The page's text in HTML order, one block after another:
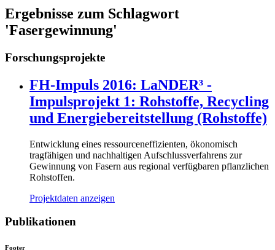
Ergebnisse zum Schlagwort
'Fasergewinnung'
Forschungsprojekte
FH-Impuls 2016: LaNDER³ -
Impulsprojekt 1: Rohstoffe, Recycling
und Energiebereitstellung (Rohstoffe)
Entwicklung eines ressourceneffizienten, ökonomisch
tragfähigen und nachhaltigen Aufschlussverfahrens zur
Gewinnung von Fasern aus regional verfügbaren pflanzlichen
Rohstoffen.
Projektdaten anzeigen
Publikationen
Footer